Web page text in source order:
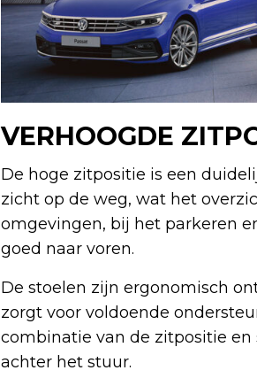
VERHOOGDE
De hoge zitpositie is een
zicht op de weg, wat het
omgevingen, bij het parkeren
goed naar voren.
De stoelen zijn ergonomisch
zorgt voor voldoende
combinatie van de zitpositie
achter het stuur.